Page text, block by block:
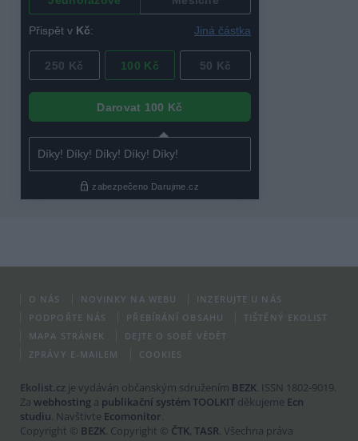
O NÁS NOVINKY NA WEBU
INZERUJTE U NÁS
PODPOŘTE NÁS
PŘEBÍRÁNÍ OBSAHU
TIŠTĚNÝ EKOLIST
MAPA STRÁNEK
DEJTE O SOBĚ VĚDĚT
ZPRÁVY E-MAILEM
COOKIES
Ekolist.cz je vydáván občanským sdružením BEZK. ISSN 1802-9019.
Za webhosting a publikační systém TOOLKIT děkujeme Ecn
studiu. Navštivte Ecomonitor.
Copyright © BEZK. Copyright © ČTK, TASR. Všechna práva